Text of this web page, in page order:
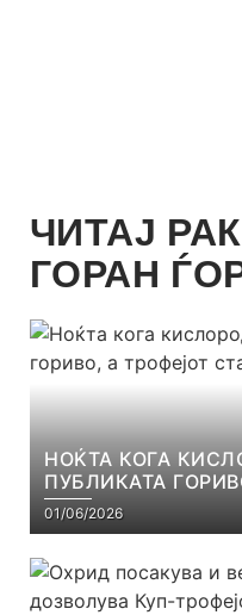
ЧИТАЈ
ГОРАН
НОЌТА КОГА
ПУБЛИКАТА
РЕАЛНОСТ
01/06/2026